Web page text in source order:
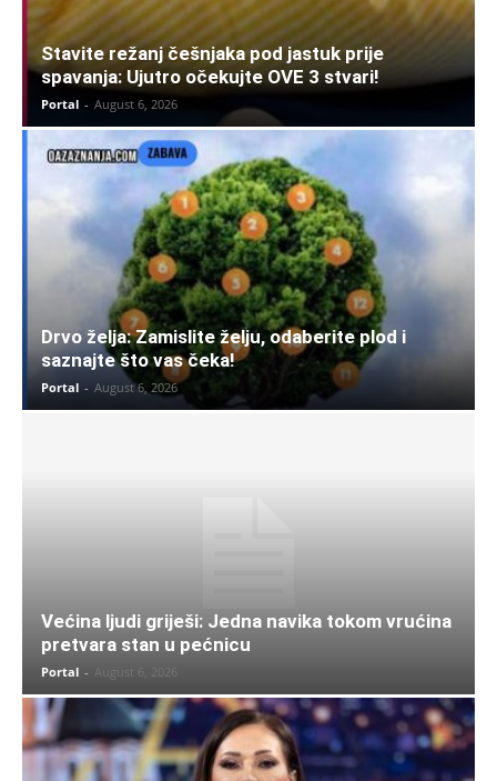
Stavite režanj češnjaka pod jastuk prije
spavanja: Ujutro očekujte OVE 3 stvari!
Portal - August 6, 2026
Drvo želja: Zamislite želju, odaberite plod i
saznajte što vas čeka!
Portal - August 6, 2026
Većina ljudi griješi: Jedna navika tokom vrućina
pretvara stan u pećnicu
Portal - August 6, 2026